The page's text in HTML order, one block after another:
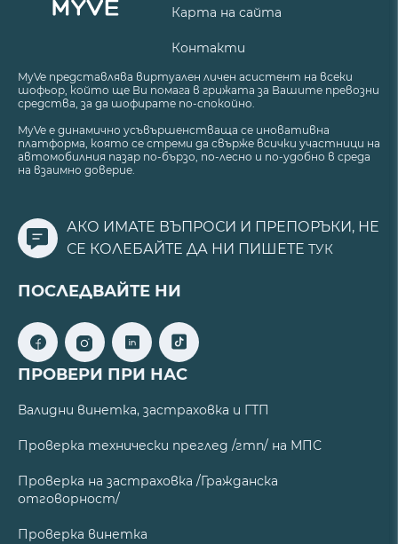
Карта на сайта
Контакти
MyVe представлява виртуален личен асистент на всеки
шофьор, който ще Ви помага в грижата за Вашите превозни
средства, за да шофирате по-спокойно.
MyVe е динамично усъвършенстваща се иновативна
платформа, която се стреми да свърже всички участници на
автомобилния пазар по-бързо, по-лесно и по-удобно в среда
на взаимно доверие.
АКО ИМАТЕ ВЪПРОСИ И ПРЕПОРЪКИ, НЕ
СЕ КОЛЕБАЙТЕ ДА НИ ПИШЕТЕ ТУК
ПОСЛЕДВАЙТЕ НИ
ПРОВЕРИ ПРИ НАС
Валидни винетка, застраховка и ГТП
Проверка технически преглед /гтп/ на МПС
Проверка на застраховка /Гражданска
отговорност/
Проверка винетка